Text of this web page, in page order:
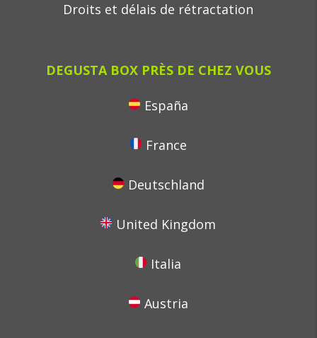
Droits et délais de rétractation
DEGUSTA BOX PRÈS DE CHEZ VOUS
España
France
Deutschland
United Kingdom
Italia
Austria